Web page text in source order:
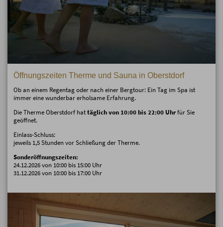
Öffnungszeiten Therme und Sauna in Oberstdorf
Ob an einem Regentag oder nach einer Bergtour: Ein Tag im Spa ist
immer eine wunderbar erholsame Erfahrung.
Die Therme Oberstdorf hattäglich von 10:00 bis 22:00 Uhrfür Sie
geöffnet.
Einlass-Schluss:
jeweils 1,5 Stunden vor Schließung der Therme.
Sonderöffnungszeiten:
24.12.2026 von 10:00 bis 15:00 Uhr
31.12.2026 von 10:00 bis 17:00 Uhr